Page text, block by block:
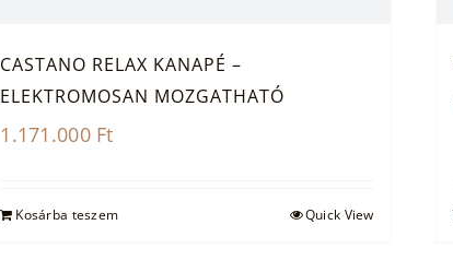
CASTANO RELAX KANAPÉ –
ELEKTROMOSAN MOZGATHATÓ
1.171.000 Ft
Kosárba teszem Quick View